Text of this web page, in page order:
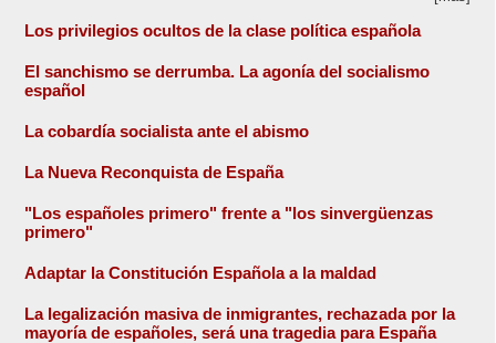
Los privilegios ocultos de la clase política española
El sanchismo se derrumba. La agonía del socialismo
español
La cobardía socialista ante el abismo
La Nueva Reconquista de España
"Los españoles primero" frente a "los sinvergüenzas
primero"
Adaptar la Constitución Española a la maldad
La legalización masiva de inmigrantes, rechazada por la
mayoría de españoles, será una tragedia para España